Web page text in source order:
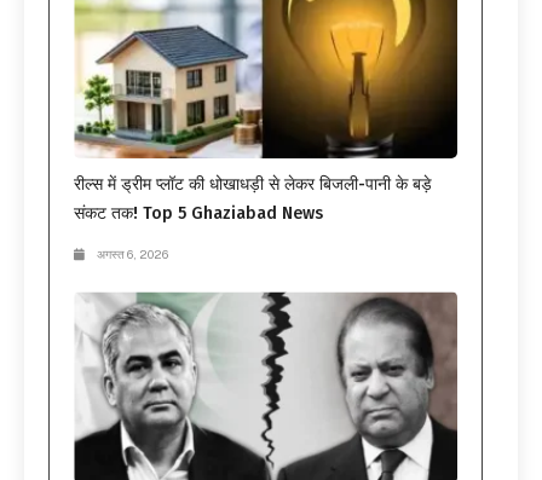
रील्स में ड्रीम प्लॉट की धोखाधड़ी से लेकर बिजली-पानी के बड़े
संकट तक! Top 5 Ghaziabad News
अगस्त 6, 2026